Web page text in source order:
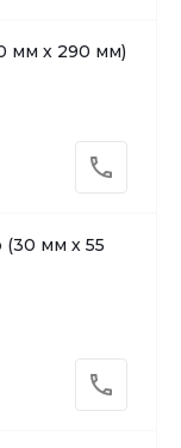
мм х 290 мм)
мм х 55